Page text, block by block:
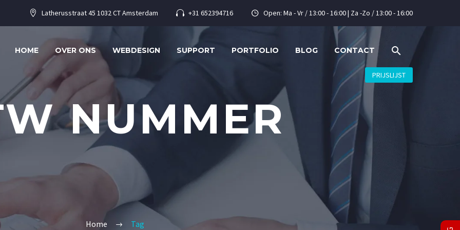

 Latherusstraat 45 1032 CT Amsterdam 
 +31 652394716 
 Open: Ma - Vr / 13:00 - 16:00 | Za -Zo / 13:00 - 16:00
HOME OVER ONS WEBDESIGN SUPPORT PORTFOLIO BLOG CONTACT
PRIJSLIJST
NUMMER
Home Tag